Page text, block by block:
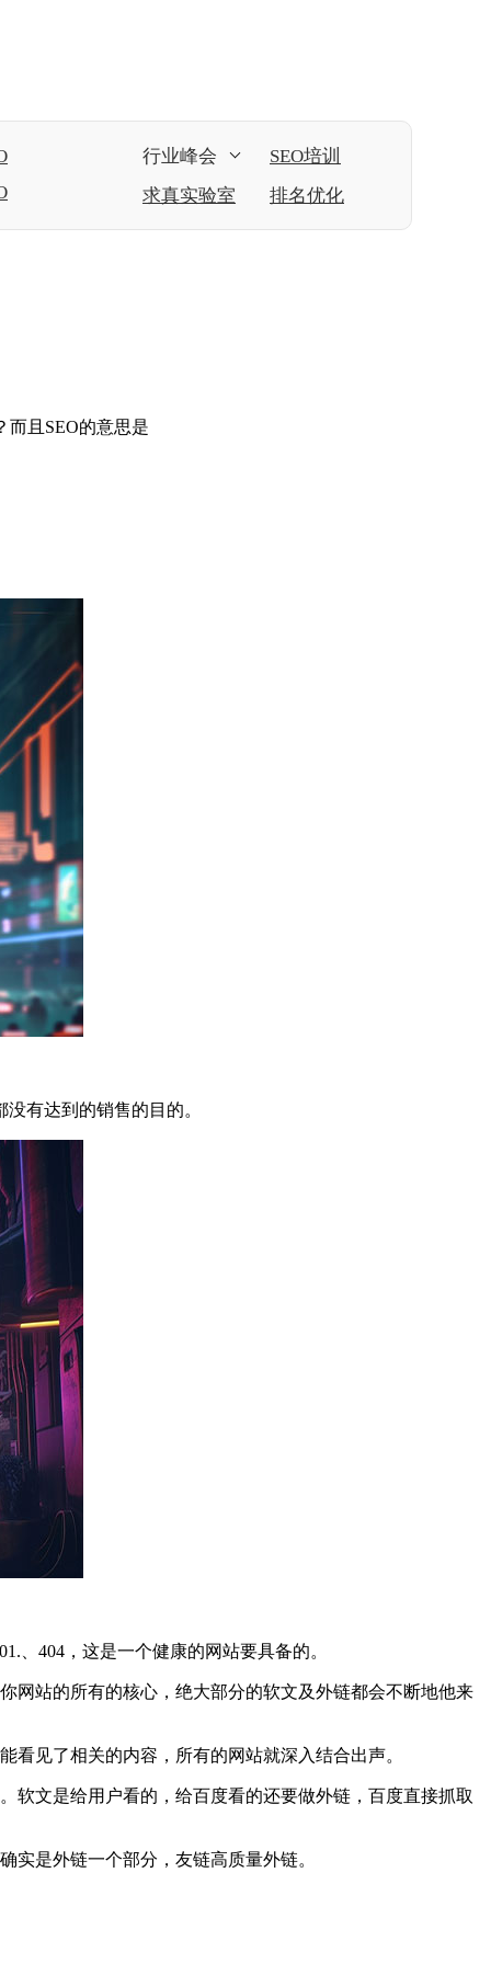
行业峰会
SEO培训
求真实验室
排名优化
且SEO的意思是
有达到的销售的目的。
、404，这是一个健康的网站要具备的。
网站的所有的核心，绝大部分的软文及外链都会不断地他来
看见了相关的内容，所有的网站就深入结合出声。
软文是给用户看的，给百度看的还要做外链，百度直接抓取
实是外链一个部分，友链高质量外链。